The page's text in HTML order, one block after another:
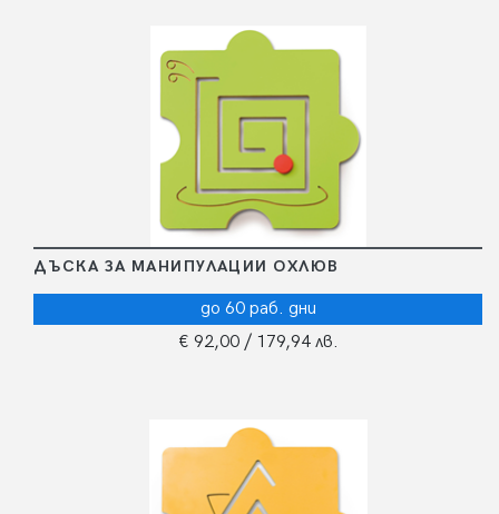
ДЪСКА ЗА МАНИПУЛАЦИИ ОХЛЮВ
до 60 раб. дни
€ 92,00 / 179,94 лв.